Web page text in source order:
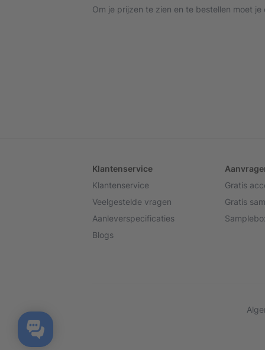
Om je prijzen te zien en te bestellen moet
Klantenservice
Klantenservice
Veelgestelde vragen
Aanleverspecificaties
Blogs
Gratis
Gratis